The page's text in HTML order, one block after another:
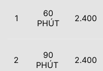
1
60
PHÚT
2.400
2
90
PHÚT
2.400